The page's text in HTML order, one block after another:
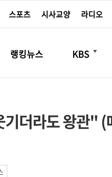
스포츠 시사교양 라디오
랭킹뉴스 KBS
더보기
더라도 왕관" (